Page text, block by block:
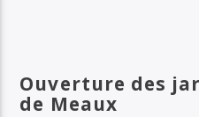
Ouverture des
de Meaux